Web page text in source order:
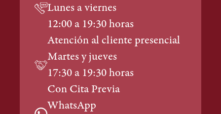
Lunes a viernes
12:00 a 19:30 horas
Atención al cliente presencial
Martes y jueves
17:30 a 19:30 horas
Con Cita Previa
WhatsApp